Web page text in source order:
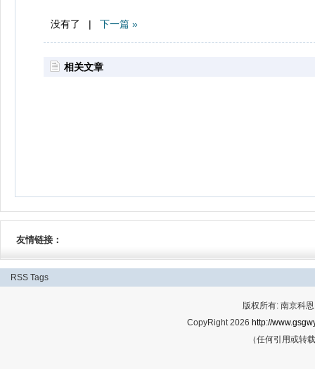
没有了 | 下一篇 »
相关文章
友情链接：
RSS Tags
版权所有: 南京科
CopyRight 2026 http://
（任何引用或转